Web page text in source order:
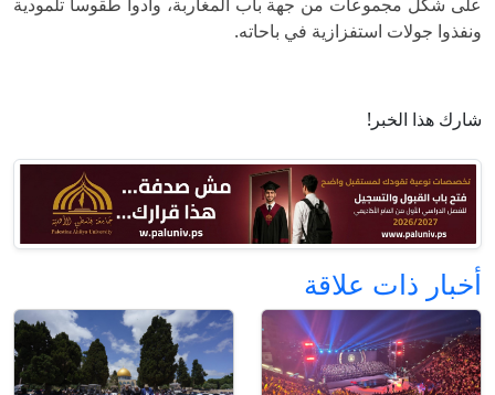
ونفذوا جولات استفزازية في باحاته.
شارك هذا الخبر!
أخبار ذات علاقة